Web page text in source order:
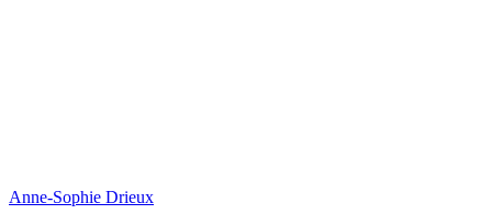
Anne-Sophie Drieux